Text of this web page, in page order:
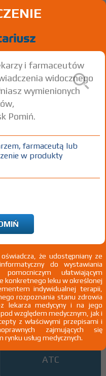
100; -
Wziewnie
bezpł.
płucEozynofilowe
ATC
i farmaceutów
widocznego
wymienionych
Pomiń.
farmaceutą lub
w produkty
że udostępniany ze
do wystawiania
ułatwiającym
konkretnego leku w określonej
indywidualnej terapii,
rozpoznania stanu zdrowia
lekarza medycyny i na jego
względem medycznym, jak i
z właściwymi przepisami i
zajmujących się
usług medycznych.